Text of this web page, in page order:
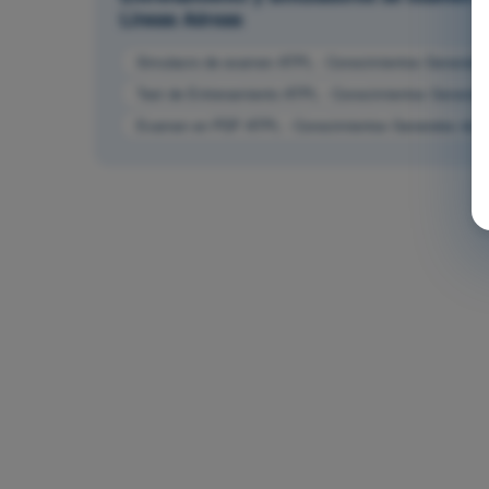
Líneas Aéreas
Simulacro de examen ATPL - Conocimientos
Test de Entrenamiento ATPL - Conocimientos
Examen en PDF ATPL - Conocimientos Generales